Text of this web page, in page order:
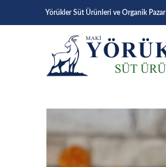
Yörükler Süt Ürünleri ve Organik Pazar